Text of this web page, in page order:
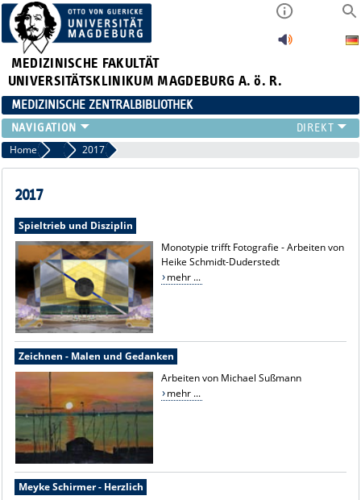
MEDIZINISCHE FAKULTÄT
UNIVERSITÄTSKLINIKUM MAGDEBURG A. ö. R.
MEDIZINISCHE ZENTRALBIBLIOTHEK
LITERATURSUCHE
SERVICE
INFORMATIONSKOMPETENZ
PUBLIZIEREN
NEU HIER?
SUCHE A-Z
Home Ausstellungen
2017
2017
Spieltrieb und Disziplin
Monotypie trifft Fotografie - Arbeiten von
Heike Schmidt-Duderstedt
mehr ...
Zeichnen - Malen und Gedanken
Arbeiten von Michael Sußmann
mehr ...
Meyke Schirmer - Herzlich